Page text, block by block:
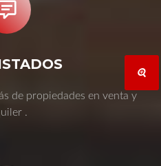
de propiedades en venta y
.